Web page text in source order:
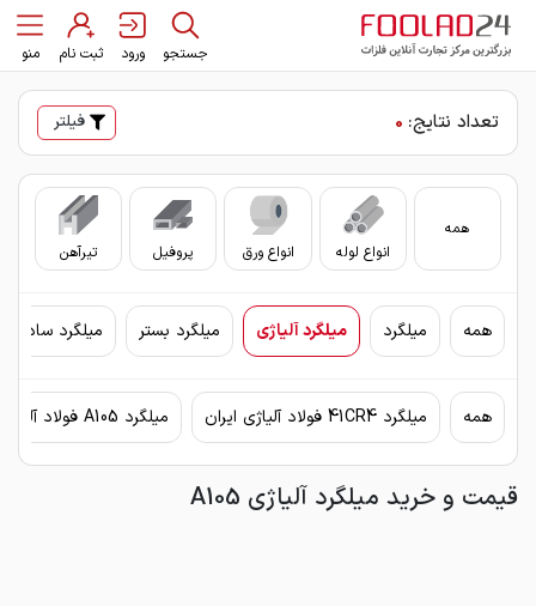
جستجو ورود ثبت نام منو
تعداد نتایج: 0 فیلتر
همه
انواع لوله
انواع ورق پروفیل تیرآهن
همه میلگرد میلگرد آلیاژی میلگرد بستر میلگرد ساده
همه میلگرد 41CR4 فولاد آلیاژی ایران میلگرد A105 فولاد آلیاژی ایران
قیمت و خرید میلگرد آلیاژی A105